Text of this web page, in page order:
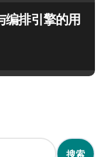
编排引擎的用